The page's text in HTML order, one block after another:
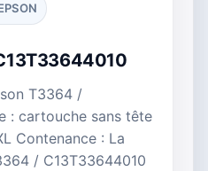
T3364 /
: cartouche sans tête
Contenance : La
/ C13T33644010